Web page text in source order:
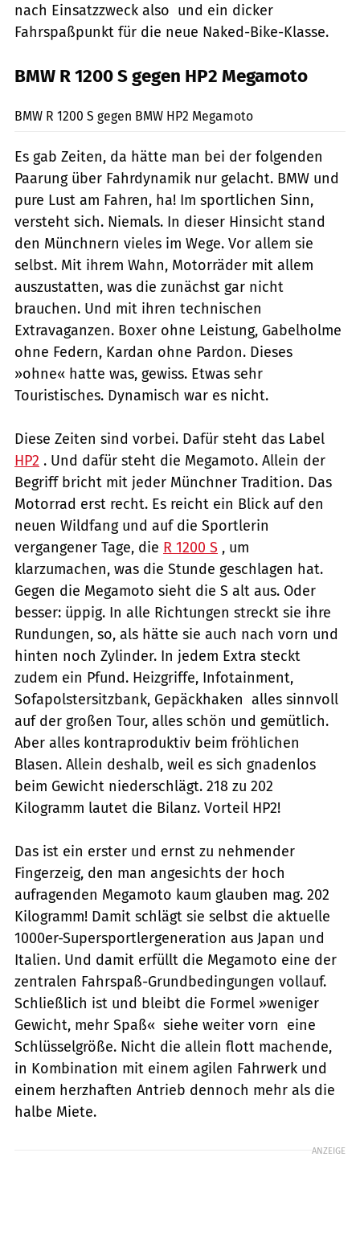
nach Einsatzzweck also  und ein dicker
Fahrspaßpunkt für die neue Naked-Bike-Klasse.
BMW R 1200 S gegen HP2 Megamoto
BMW R 1200 S gegen BMW HP2 Megamoto
Es gab Zeiten, da hätte man bei der folgenden
Paarung über Fahrdynamik nur gelacht. BMW und
pure Lust am Fahren, ha! Im sportlichen Sinn,
versteht sich. Niemals. In dieser Hinsicht stand
den Münchnern vieles im Wege. Vor allem sie
selbst. Mit ihrem Wahn, Motorräder mit allem
auszustatten, was die zunächst gar nicht
brauchen. Und mit ihren technischen
Extravaganzen. Boxer ohne Leistung, Gabelholme
ohne Federn, Kardan ohne Pardon. Dieses
»ohne« hatte was, gewiss. Etwas sehr
Touristisches. Dynamisch war es nicht.
Diese Zeiten sind vorbei. Dafür steht das Label
HP2 . Und dafür steht die Megamoto. Allein der
Begriff bricht mit jeder Münchner Tradition. Das
Motorrad erst recht. Es reicht ein Blick auf den
neuen Wildfang und auf die Sportlerin
vergangener Tage, die R 1200 S , um
klarzumachen, was die Stunde geschlagen hat.
Gegen die Megamoto sieht die S alt aus. Oder
besser: üppig. In alle Richtungen streckt sie ihre
Rundungen, so, als hätte sie auch nach vorn und
hinten noch Zylinder. In jedem Extra steckt
zudem ein Pfund. Heizgriffe, Infotainment,
Sofapolstersitzbank, Gepäckhaken  alles sinnvoll
auf der großen Tour, alles schön und gemütlich.
Aber alles kontraproduktiv beim fröhlichen
Blasen. Allein deshalb, weil es sich gnadenlos
beim Gewicht niederschlägt. 218 zu 202
Kilogramm lautet die Bilanz. Vorteil HP2!
Das ist ein erster und ernst zu nehmender
Fingerzeig, den man angesichts der hoch
aufragenden Megamoto kaum glauben mag. 202
Kilogramm! Damit schlägt sie selbst die aktuelle
1000er-Supersportlergeneration aus Japan und
Italien. Und damit erfüllt die Megamoto eine der
zentralen Fahrspaß-Grundbedingungen vollauf.
Schließlich ist und bleibt die Formel »weniger
Gewicht, mehr Spaß«  siehe weiter vorn  eine
Schlüsselgröße. Nicht die allein flott machende,
in Kombination mit einem agilen Fahrwerk und
einem herzhaften Antrieb dennoch mehr als die
halbe Miete.
ANZEIGE